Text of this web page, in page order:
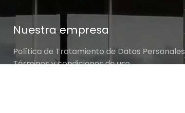
Nuestra empresa
Política de Tratamiento de Datos Personales
Términos y condiciones de uso